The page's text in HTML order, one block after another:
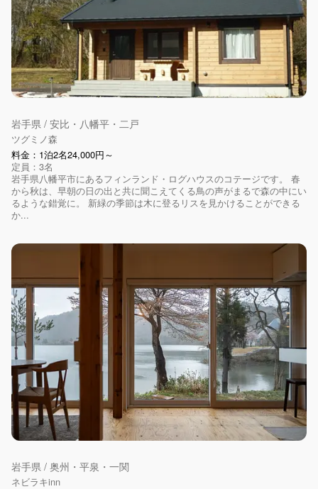
岩手県 / 安比・八幡平・二戸
ツグミノ森
料金：1泊2名24,000円～
定員：3名
岩手県八幡平市にあるフィンランド・ログハウスのコテージです。 春
から秋は、早朝の日の出と共に聞こえてくる鳥の声がまるで森の中にい
るような錯覚に。 新緑の季節は木に登るリスを見かけることができる
か...
岩手県 / 奥州・平泉・一関
ネビラキinn